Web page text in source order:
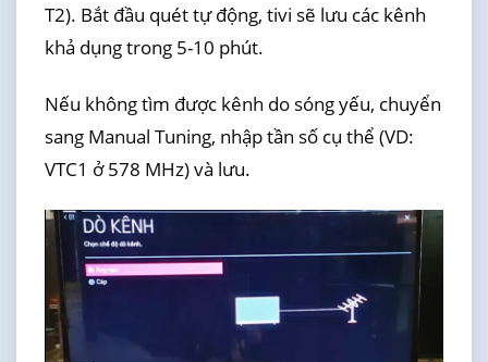
T2). Bắt đầu quét tự động, tivi sẽ lưu các kênh
khả dụng trong 5-10 phút.
Nếu không tìm được kênh do sóng yếu, chuyển
sang Manual Tuning, nhập tần số cụ thể (VD:
VTC1 ở 578 MHz) và lưu.